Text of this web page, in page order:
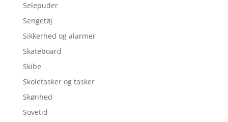
Selepuder
Sengetøj
Sikkerhed og alarmer
Skateboard
Skibe
Skoletasker og tasker
Skønhed
Sovetid